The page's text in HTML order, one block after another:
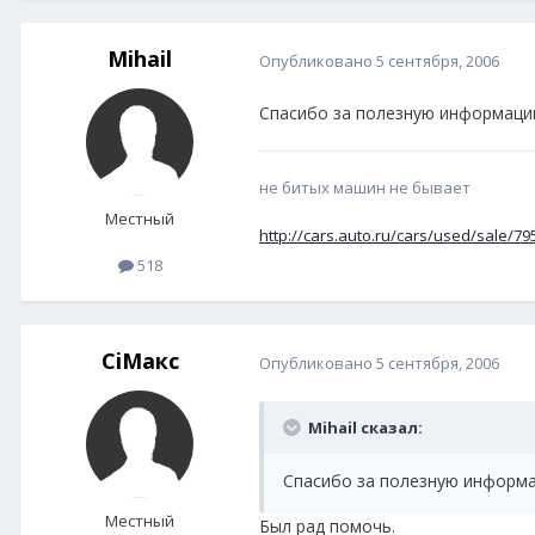
Mihail
Местный
518
Опубликовано 5 сентября, 2006
Спасибо за полезную
не битых машин не бывает
http://cars.auto.ru/cars/used/sale/
CiМакс
Местный
Опубликовано 5 сентября, 2006
Mihail сказал:
Спасибо за полезную
Был рад помочь.